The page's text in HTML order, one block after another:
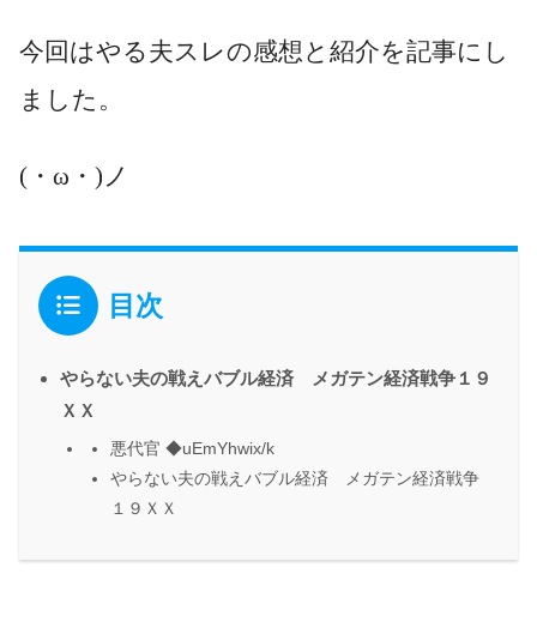
今回はやる夫スレの感想と紹介を記事にし
ました。
(・ω・)ノ
目次
やらない夫の戦えバブル経済 メガテン経済戦争１９
ＸＸ
悪代官 ◆uEmYhwix/k
やらない夫の戦えバブル経済 メガテン経済戦争
１９ＸＸ